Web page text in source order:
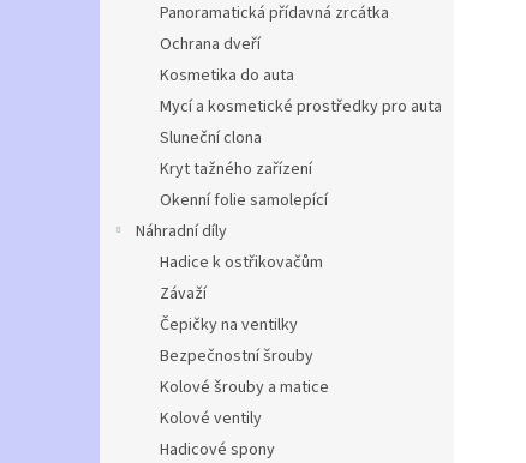
Panoramatická přídavná zrcátka
Ochrana dveří
Kosmetika do auta
Mycí a kosmetické prostředky pro auta
Sluneční clona
Kryt tažného zařízení
Okenní folie samolepící
Náhradní díly
Hadice k ostřikovačům
Závaží
Čepičky na ventilky
Bezpečnostní šrouby
Kolové šrouby a matice
Kolové ventily
Hadicové spony